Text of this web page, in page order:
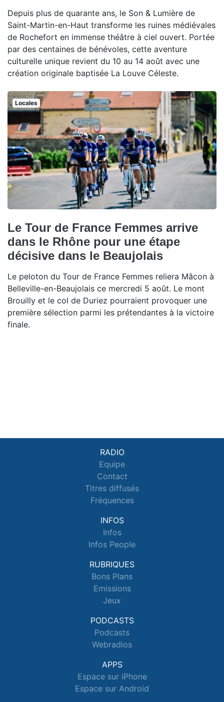
Depuis plus de quarante ans, le Son & Lumière de
Saint-Martin-en-Haut transforme les ruines médiévales
de Rochefort en immense théâtre à ciel ouvert. Portée
par des centaines de bénévoles, cette aventure
culturelle unique revient du 10 au 14 août avec une
création originale baptisée La Louve Céleste.
Locales
Le Tour de France Femmes arrive
dans le Rhône pour une étape
décisive dans le Beaujolais
Le peloton du Tour de France Femmes reliera Mâcon à
Belleville-en-Beaujolais ce mercredi 5 août. Le mont
Brouilly et le col de Duriez pourraient provoquer une
première sélection parmi les prétendantes à la victoire
finale.
RADIO
Equipe
Contact
Titres diffusés
Fréquences
INFOS
Infos
Infos People
RUBRIQUES
Bons Plans
Emissions
Jeux
PODCASTS
Podcasts
Webradios
APPS
Espace sur iPhone
Espace sur Android